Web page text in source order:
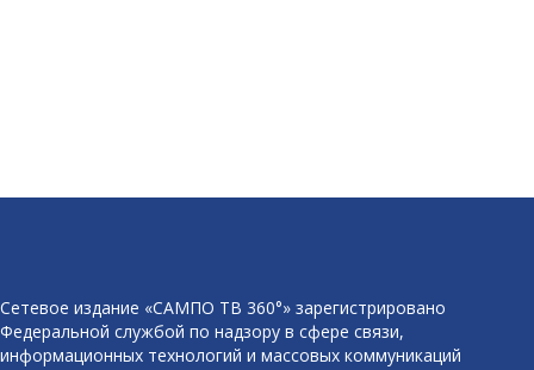
Сетевое издание «САМПО ТВ 360°» зарегистрировано
Федеральной службой по надзору в сфере связи,
информационных технологий и массовых коммуникаций